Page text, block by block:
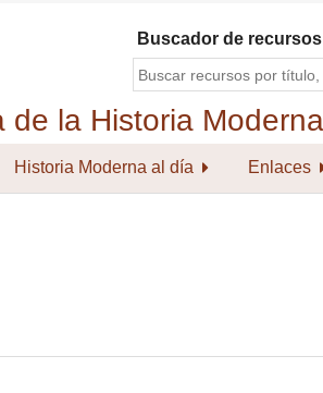
Buscador de recursos
Historia Moderna al día Enlaces